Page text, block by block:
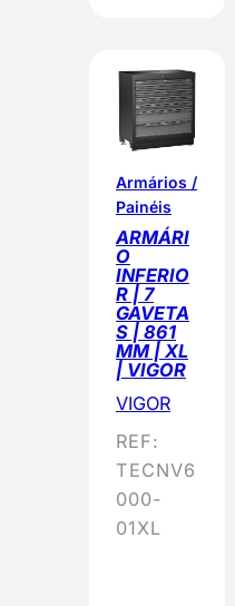
Armários /
Painéis
ARMÁRI
O
INFERIO
R | 7
GAVETA
S | 861
MM | XL
| VIGOR
VIGOR
REF:
TECNV6
000-
01XL